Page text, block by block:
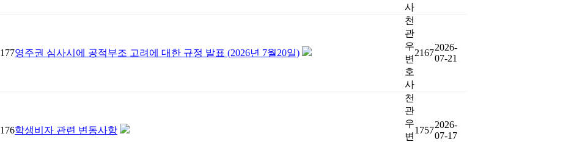
사
177영주권 심사시에 공적부조 고려에 대한 규정 발표 (2026년 7월20일)
천
관
우
변
호
사
2167
2026-
07-21
176학생비자 관련 변동사항
천
관
우
변
1757
2026-
07-17